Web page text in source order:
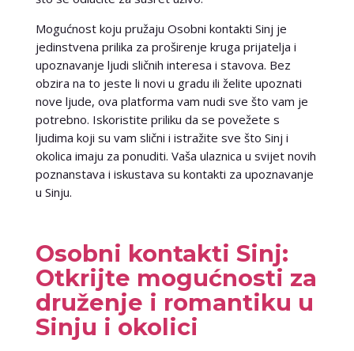
Mogućnost koju pružaju Osobni kontakti Sinj je
jedinstvena prilika za proširenje kruga prijatelja i
upoznavanje ljudi sličnih interesa i stavova. Bez
obzira na to jeste li novi u gradu ili želite upoznati
nove ljude, ova platforma vam nudi sve što vam je
potrebno. Iskoristite priliku da se povežete s
ljudima koji su vam slični i istražite sve što Sinj i
okolica imaju za ponuditi. Vaša ulaznica u svijet novih
poznanstava i iskustava su kontakti za upoznavanje
u Sinju.
Osobni kontakti Sinj:
Otkrijte mogućnosti za
druženje i romantiku u
Sinju i okolici